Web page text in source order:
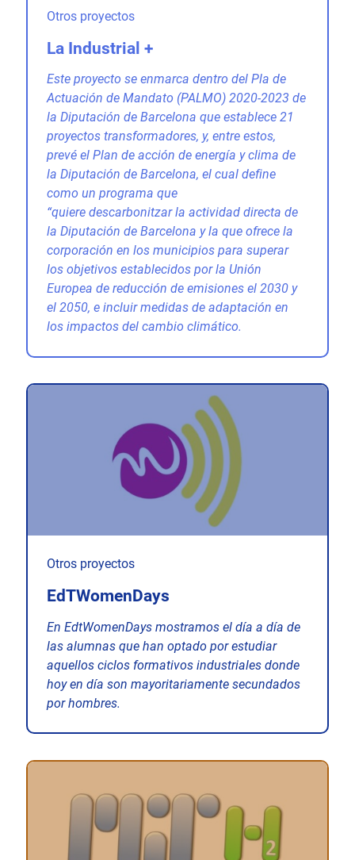
Otros proyectos
La Industrial +
Este proyecto se enmarca dentro del Pla de
Actuación de Mandato (PALMO) 2020-2023 de
la Diputación de Barcelona que establece 21
proyectos transformadores, y, entre estos,
prevé el Plan de acción de energía y clima de
la Diputación de Barcelona, el cual define
como un programa que
“quiere descarbonitzar la actividad directa de
la Diputación de Barcelona y la que ofrece la
corporación en los municipios para superar
los objetivos establecidos por la Unión
Europea de reducción de emisiones el 2030 y
el 2050, e incluir medidas de adaptación en
los impactos del cambio climático.
Otros proyectos
EdTWomenDays
En EdtWomenDays mostramos el día a día de
las alumnas que han optado por estudiar
aquellos ciclos formativos industriales donde
hoy en día son mayoritariamente secundados
por hombres.